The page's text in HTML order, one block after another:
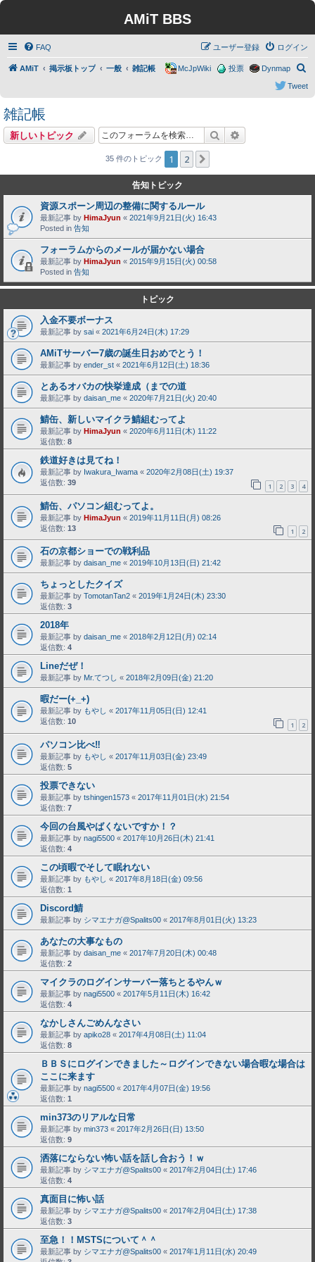
AMiT BBS
FAQ ログイン
ユーザー登録
AMiT 掲示板トップ 一般 雑記帳
索
Dynmap
投票
McJpWiki
Tweet
雑記帳
新しいトピック 検索
35 件のトピック 1 2
告知トピック
資源スポーン周辺の整備に関するルール
最新記事 by HimaJyun « 2021年9月21日(火) 16:43
Posted in 告知
フォーラムからのメールが届かない場合
最新記事 by HimaJyun « 2015年9月15日(火) 00:58
Posted in 告知
トピック
入金不要ボーナス
最新記事 by sai « 2021年6月24日(木) 17:29
AMiTサーバー7歳の誕生日おめでとう！
最新記事 by ender_st « 2021年6月12日(土) 18:36
とあるオバカの快挙達成（までの道
最新記事 by daisan_me « 2020年7月21日(火) 20:40
鯖缶、新しいマイクラ鯖組むってよ
最新記事 by HimaJyun « 2020年6月11日(木) 11:22
返信数: 8
鉄道好きは見てね！
最新記事 by Iwakura_Iwama « 2020年2月08日(土) 19:37
返信数: 39 1 2 3 4
鯖缶、パソコン組むってよ。
最新記事 by HimaJyun « 2019年11月11日(月) 08:26
返信数: 13 1 2
石の京都ショーでの戦利品
最新記事 by daisan_me « 2019年10月13日(日) 21:42
ちょっとしたクイズ
最新記事 by TomotanTan2 « 2019年1月24日(木) 23:30
返信数: 3
2018年
最新記事 by daisan_me « 2018年2月12日(月) 02:14
返信数: 4
Lineだぜ！
最新記事 by Mr.てつし « 2018年2月09日(金) 21:20
暇だー(+_+)
最新記事 by もやし « 2017年11月05日(日) 12:41
返信数: 10 1 2
パソコン比べ‼
最新記事 by もやし « 2017年11月03日(金) 23:49
返信数: 5
投票できない
最新記事 by tshingen1573 « 2017年11月01日(水) 21:54
返信数: 7
今回の台風やばくないですか！？
最新記事 by nagi5500 « 2017年10月26日(木) 21:41
返信数: 4
この頃暇でそして眠れない
最新記事 by もやし « 2017年8月18日(金) 09:56
返信数: 1
Discord鯖
最新記事 by シマエナガ@Spalits00 « 2017年8月01日(火) 13:23
あなたの大事なもの
最新記事 by daisan_me « 2017年7月20日(木) 00:48
返信数: 2
マイクラのログインサーバー落ちとるやんｗ
最新記事 by nagi5500 « 2017年5月11日(木) 16:42
返信数: 4
なかしさんごめんなさい
最新記事 by apiko28 « 2017年4月08日(土) 11:04
返信数: 8
ＢＢＳにログインできました～ログインできない場合暇な場合は
ここに来ます
最新記事 by nagi5500 « 2017年4月07日(金) 19:56
返信数: 1
min373のリアルな日常
最新記事 by min373 « 2017年2月26日(日) 13:50
返信数: 9
洒落にならない怖い話を話し合おう！ｗ
最新記事 by シマエナガ@Spalits00 « 2017年2月04日(土) 17:46
返信数: 4
真面目に怖い話
最新記事 by シマエナガ@Spalits00 « 2017年2月04日(土) 17:38
返信数: 3
至急！！MSTSについて＾＾
最新記事 by シマエナガ@Spalits00 « 2017年1月11日(水) 20:49